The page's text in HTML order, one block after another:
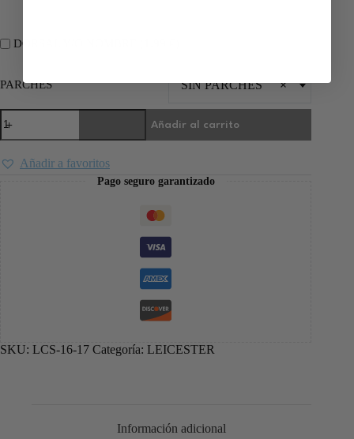
DORSAL Y/O NOMBRE (
PARCHES ×
SIN PARCHES
Añadir al carrito
Añadir a favoritos
Pago seguro garantizado
SKU: LCS-16-17 Categoría: LEICESTER
Información adicional